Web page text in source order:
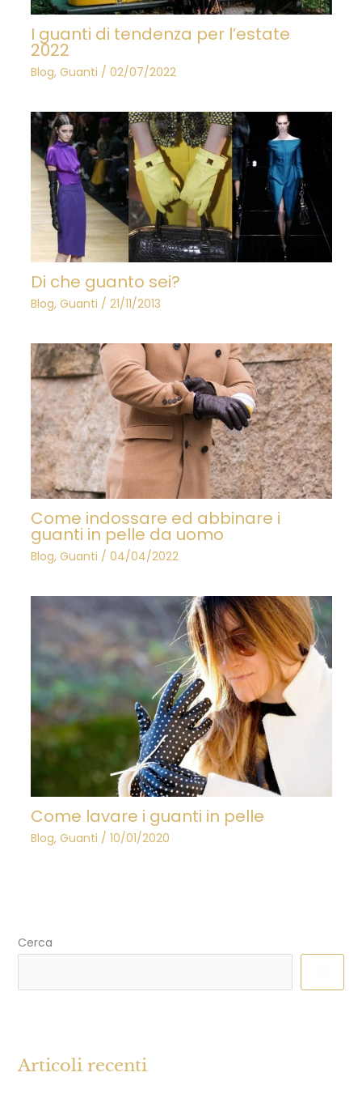
I guanti di tendenza per l’estate
2022
Blog, Guanti / 02/07/2022
Di che guanto sei?
Blog, Guanti / 21/11/2013
Come indossare ed abbinare i
guanti in pelle da uomo
Blog, Guanti / 04/04/2022
Come lavare i guanti in pelle
Blog, Guanti / 10/01/2020
Cerca
Articoli recenti